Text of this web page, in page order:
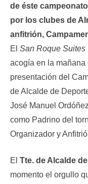
de éste
por los clubes de
anfitrión,
El San Roque Suites
acogía en la
presentación del
de Alcalde de
José Manuel
como Padrino del
Organizador y
El Tte. de Alcalde
momento el orgullo